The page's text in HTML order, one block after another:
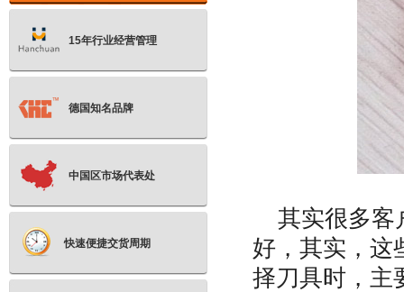
其实很多客
好，其实，这
择刀具时，主
15年行业经营管理
德国知名品牌
中国区市场代表处
快速便捷交货周期